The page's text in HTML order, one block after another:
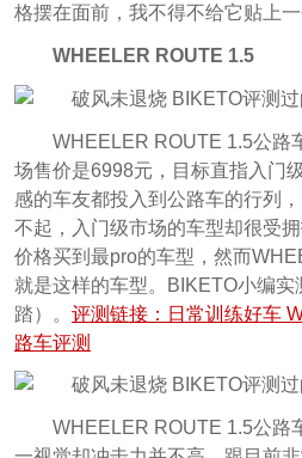
格摆在面前，我不得不给它贴上一
WHEELER ROUTE 1.5
WHEELER ROUTE 1.5公路
场售价是6998元，目标直指入门
感的车友都投入到公路车的行列
不起，入门级市场的车型却很受
价格买到最pro的车型，然而
就是这样的车型。BIKETO小编
踏）。 评测链接：日常训练好车
路车评测
WHEELER ROUTE 1.5公路